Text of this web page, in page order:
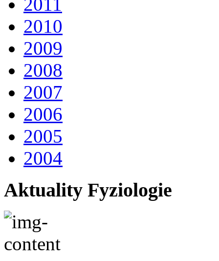
2011
2010
2009
2008
2007
2006
2005
2004
Aktuality Fyziologie